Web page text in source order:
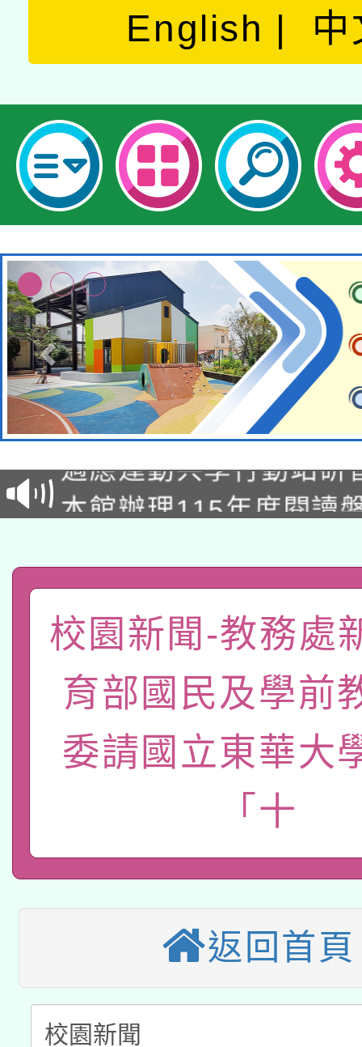
English 中
本校115學年度第2次
招)
本館辦理115年度閱讀
礎課程
A3數位素養講師名單
「數位內容與教學軟體
有關大陸委員會函釋公
薪期間赴陸應申請許可
轉知經濟部水利署委託
業技術研究院辦理「
用水績優單位及節水達
115年8月22日(星期六
桃園市孔廟祈福系列
2026年桃園地景藝術
本校115學年度第2次
招甄選結果公告(無人
招)
適應運動共學行動站研
本館辦理115年度閱讀
暨閱讀推動專業研習
科技賦能─人工智慧
礎課程
A3數位素養講師名單
「數位內容與教學軟體
校園新聞-教務處
育部國民及學前
委請國立東華大
「十
返回首頁